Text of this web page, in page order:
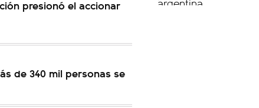
presionó el accionar
de 340 mil personas se